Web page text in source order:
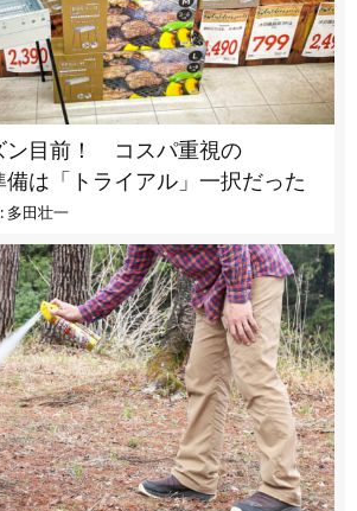
ン目前！ コスパ重視の
備は「トライアル」一択だった
多田壮一